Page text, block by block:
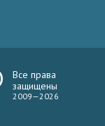
Все права
защищены
2009—2026